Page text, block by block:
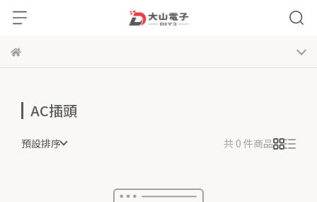
AC插頭
預設排序 共 0 件商品